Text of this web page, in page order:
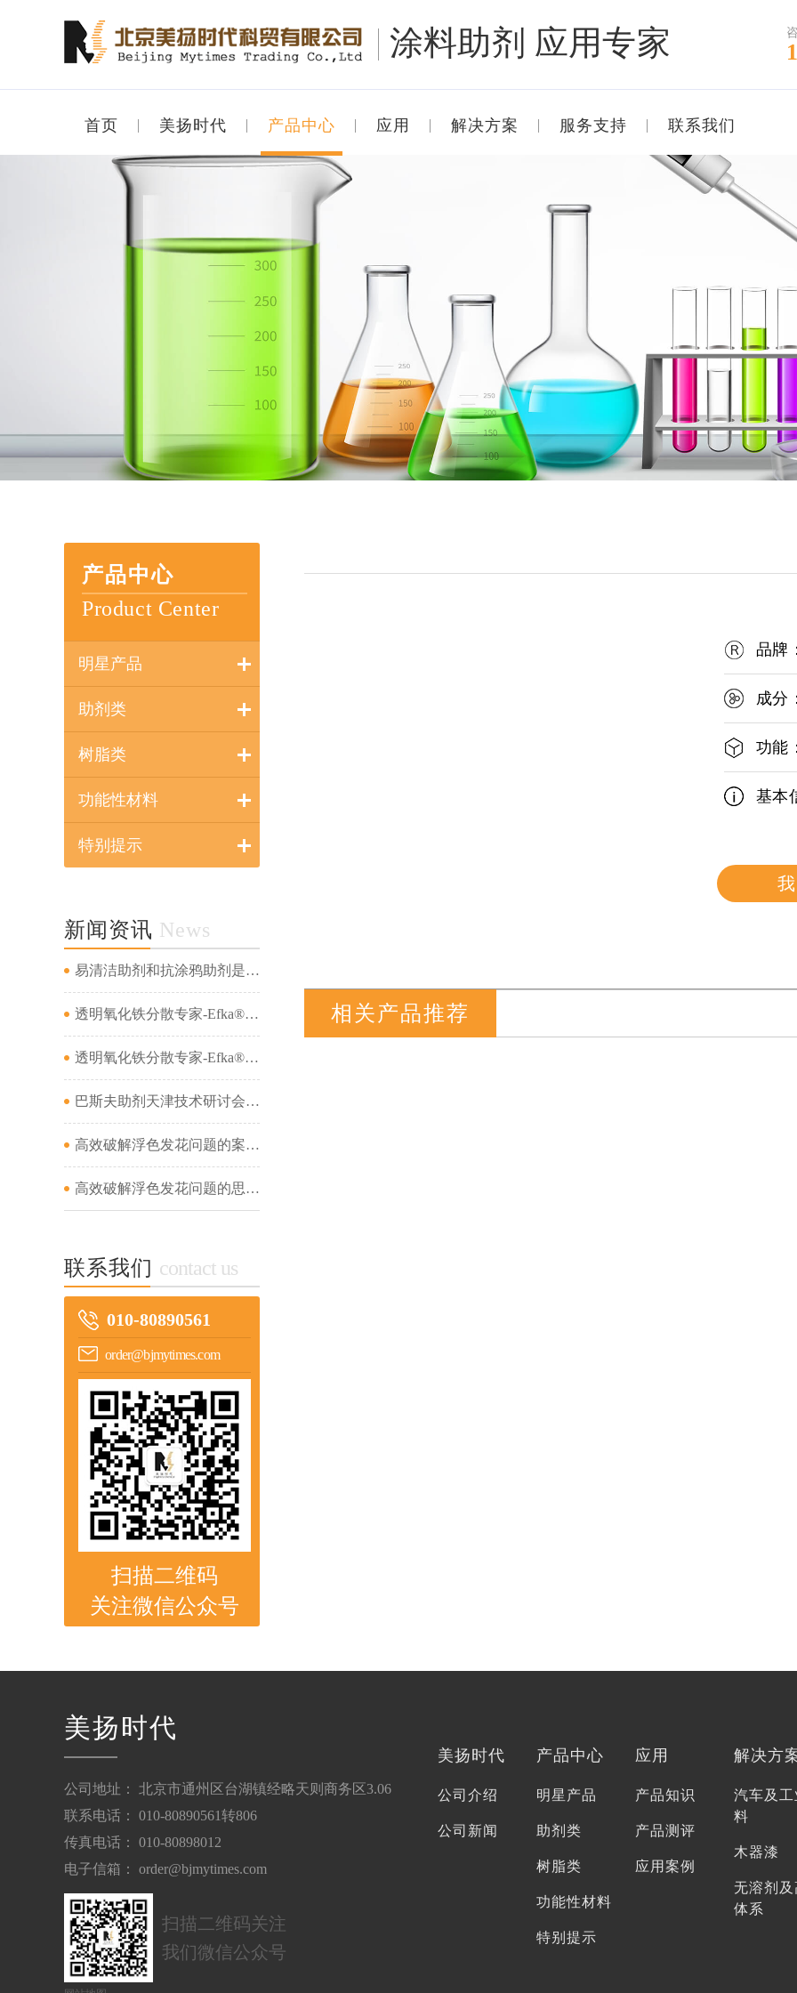
涂料助剂 应用专家
首页 美扬时代 产品中心 应用 解决方案 服务支持 联系我们
产品中心
Product Center
明星产品
助剂类
树脂类
功能性材料
特别提示
新闻资讯 News
易清洁助剂和抗涂鸦助剂是一回事吗...
透明氧化铁分散专家-Efka® PX 4321&amp;Efka® PX 4330&amp;Dispex® Ultra CX 4452...
透明氧化铁分散专家-Efka® PX 4321&amp;Efka® PX 4330&amp;Dispex® Ultra CX 4452...
巴斯夫助剂天津技术研讨会成功举办...
高效破解浮色发花问题的案例分析（二）...
高效破解浮色发花问题的思路及案例分析（一）...
联系我们 contact us
010-80890561
order@bjmytimes.com
扫描二维码
关注微信公众号
品牌
成分
功能
基本
相关产品推荐
美扬时代
公司地址： 北京市通州区台湖镇经略天则商务区3.06
联系电话： 010-80890561转806
传真电话： 010-80898012
电子信箱： order@bjmytimes.com
美扬时代
公司介绍
公司新闻
产品中心
明星产品
助剂类
树脂类
功能性材料
特别提示
应用
产品知识
产品测评
应用案例
解决方
汽车及
料
木器漆
无溶剂
体系
扫描二维码关注
我们微信公众号